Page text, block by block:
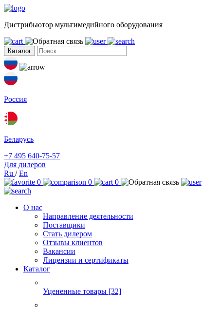
Дистрибьютор мультимедийного оборудования
Каталог
Россия
Беларусь
+7 495 640-75-57
Для дилеров
Ru /En
0
0 0
О нас
Направление деятельности
Поставщики
Стать дилером
Отзывы клиентов
Вакансии
Лицензии и сертификаты
Каталог
Уцененные товары [32]